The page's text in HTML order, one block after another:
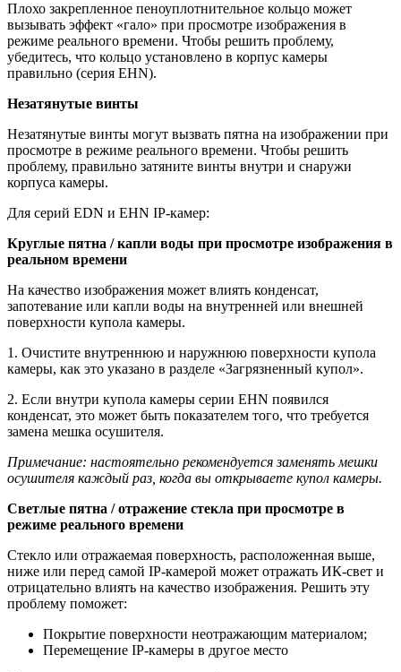
Плохо закрепленное пеноуплотнительное кольцо может
вызывать эффект «гало» при просмотре изображения в
режиме реального времени. Чтобы решить проблему,
убедитесь, что кольцо установлено в корпус камеры
правильно (серия EHN).
Незатянутые винты
Незатянутые винты могут вызвать пятна на изображении при
просмотре в режиме реального времени. Чтобы решить
проблему, правильно затяните винты внутри и снаружи
корпуса камеры.
Для серий EDN и EHN IP-камер:
Круглые пятна / капли воды при просмотре изображения в
реальном времени
На качество изображения может влиять конденсат,
запотевание или капли воды на внутренней или внешней
поверхности купола камеры.
1. Очистите внутреннюю и наружнюю поверхности купола
камеры, как это указано в разделе «Загрязненный купол».
2. Если внутри купола камеры серии EHN появился
конденсат, это может быть показателем того, что требуется
замена мешка осушителя.
Примечание: настоятельно рекомендуется заменять мешки
осушителя каждый раз, когда вы открываете купол камеры.
Светлые пятна / отражение стекла при просмотре в
режиме реального времени
Стекло или отражаемая поверхность, расположенная выше,
ниже или перед самой IP-камерой может отражать ИК-свет и
отрицательно влиять на качество изображения. Решить эту
проблему поможет:
Покрытие поверхности неотражающим материалом;
Перемещение IP-камеры в другое место